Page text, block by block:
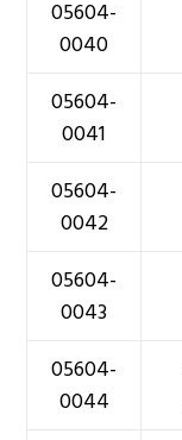
05604-
0040
05604-
0041
05604-
0042
05604-
0043
05604-
0044